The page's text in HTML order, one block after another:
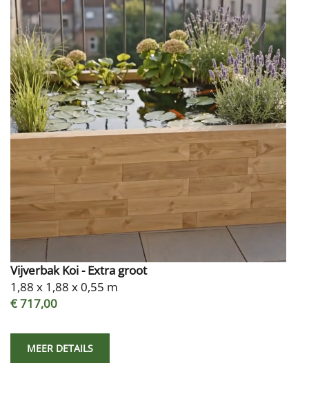
Vijverbak Koi - Extra groot
1,88 x 1,88 x 0,55 m
€ 717,00
MEER DETAILS